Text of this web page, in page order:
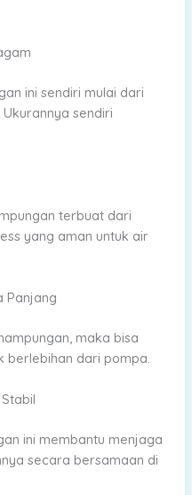
ini sendiri mulai dari
sendiri
terbuat dari
yang aman untuk air
Panjang
maka bisa
berlebihan dari pompa.
ini membantu menjaga
secara bersamaan di